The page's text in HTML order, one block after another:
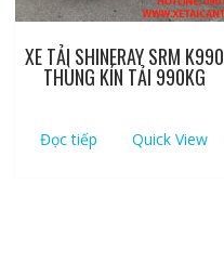
XE TẢI SHINERAY SRM K990
THÙNG KÍN TẢI 990KG
Đọc tiếp Quick View